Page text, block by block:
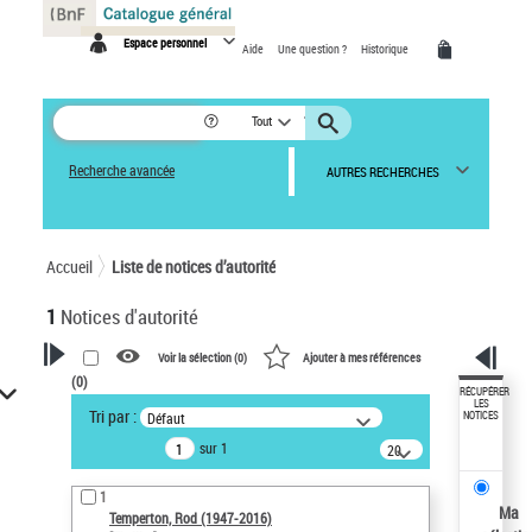
Espace personnel Aide Une question ? Historique
Tout
Recherche avancée AUTRES RECHERCHES
Accueil Liste de notices d’autorité
1 Notices d'autorité
VOTRE RECHERCHE
Recherche avancée dans les
notices d’autorité
Œuvres liées à l'auteur :
Temperton, Rod (1947-2016)
Voir la sélection (0) Ajouter à mes références
(0)
Tri par : Défaut
sur 1
20
résultats/page
1
Temperton, Rod (1947-2016)
RÉCUPÉRER
LES
NOTICES
Ma
Panneau de gestion des cookies